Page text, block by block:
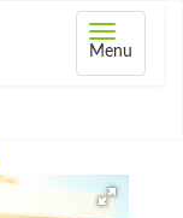
Abrir
menu
Menu